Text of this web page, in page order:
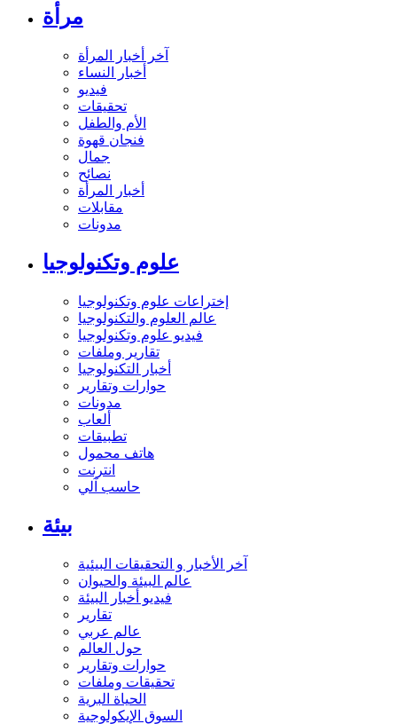
مرأة
آخر أخبار المرأة
أخبار النساء
فيديو
تحقيقات
الأم والطفل
فنجان قهوة
جمال
نصائح
أخبار المرأة
مقابلات
مدونات
علوم وتكنولوجيا
إختراعات علوم وتكنولوجيا
عالم العلوم والتكنولوجيا
فيديو علوم وتكنولوجيا
تقارير وملفات
أخبار التكنولوجيا
حوارات وتقارير
مدونات
ألعاب
تطبيقات
هاتف محمول
انترنت
حاسب آلي
بيئة
آخر الأخبار و التحقيقات البيئية
عالم البيئة والحيوان
فيديو أخبار البيئة
تقارير
عالم عربي
حول العالم
حوارات وتقارير
تحقيقات وملفات
الحياة البرية
السوق الإيكولوجية